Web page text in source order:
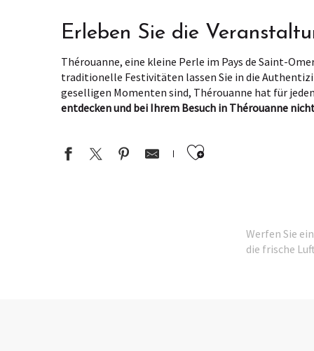
Erleben Sie die
Thérouanne, eine kleine Perle im Pays de Saint-
traditionelle Festivitäten lassen Sie in die
geselligen Momenten sind, Thérouanne hat für
entdecken und bei Ihrem Besuch in Thérouanne
Ajouter aux
Werfen Sie
die frische